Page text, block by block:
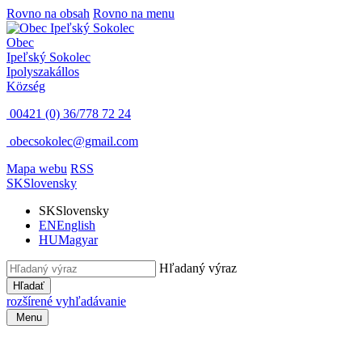
Rovno na obsah Rovno na menu
Obec
Ipeľský Sokolec
Ipolyszakállos
Község
00421 (0) 36/778 72 24
obecsokolec@gmail.com
Mapa webu RSS
SKSlovensky
SKSlovensky
ENEnglish
HUMagyar
Hľadaný výraz
Hľadať
rozšírené vyhľadávanie
Menu